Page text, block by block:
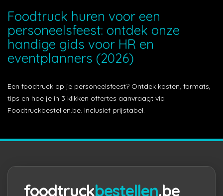
Foodtruck huren voor een
personeelsfeest: ontdek onze
handige gids voor HR en
eventplanners (2026)
Een foodtruck op je personeelsfeest? Ontdek kosten, formats,
tips en hoe je in 3 klikken offertes aanvraagt via
Foodtruckbestellen.be. Inclusief prijstabel.
foodtruckbestellen.be